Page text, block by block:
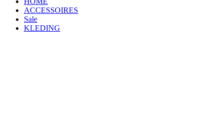
ACCESSOIRES
Sale
KLEDING